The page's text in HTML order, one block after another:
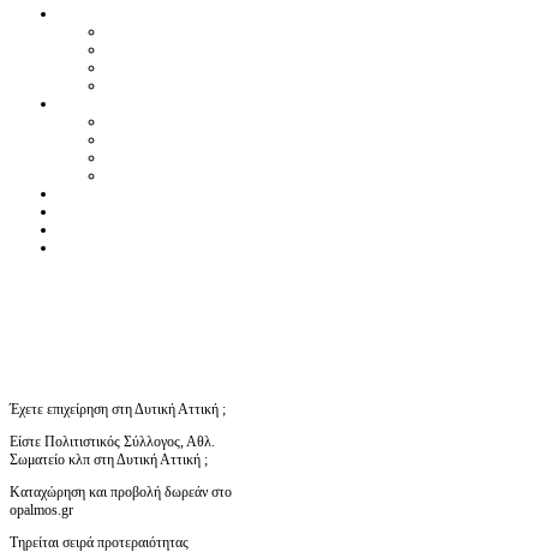
Έχετε επιχείρηση στη Δυτική Αττική ;
Είστε Πολιτιστικός Σύλλογος, Αθλ.
Σωματείο κλπ στη Δυτική Αττική ;
Καταχώρηση και προβολή δωρεάν στο
opalmos.gr
Τηρείται σειρά προτεραιότητας